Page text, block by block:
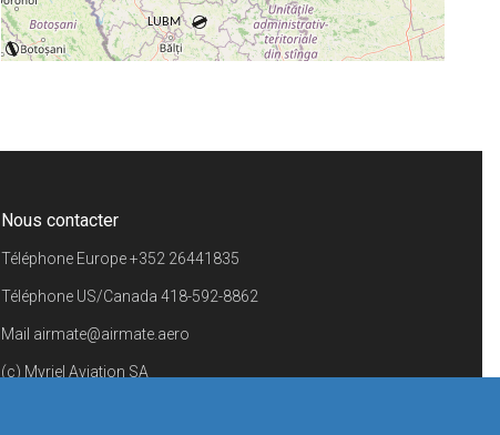
©OpenStreetMapcontributors.
Nous contacter
Téléphone Europe+352 26441835
Téléphone US/Canada 418-592-8862
Mail airmate@airmate.aero
(c) Myriel Aviation SA